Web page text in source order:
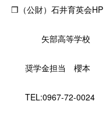
❒（公財）石井育英会HP
矢部高等学校
奨学金担当 櫻本
TEL:0967-72-0024